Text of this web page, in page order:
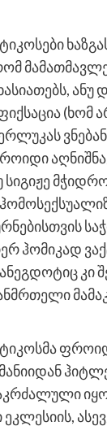
ანუ
(ხომ
სიგიჟე
ჰომიკად
კი